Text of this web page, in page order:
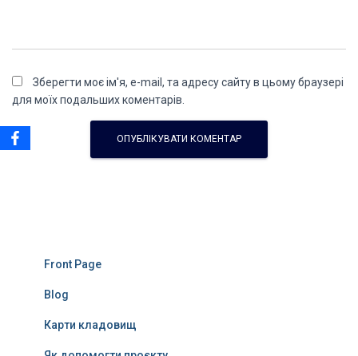
Зберегти моє ім'я, e-mail, та адресу сайту в цьому браузері
для моїх подальших коментарів.
Front Page
Blog
Карти кладовищ